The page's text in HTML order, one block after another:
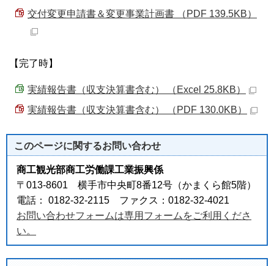
交付変更申請書＆変更事業計画書 （PDF 139.5KB）
【完了時】
実績報告書（収支決算書含む） （Excel 25.8KB）
実績報告書（収支決算書含む） （PDF 130.0KB）
このページに関するお問い合わせ
商工観光部商工労働課工業振興係
〒013-8601 横手市中央町8番12号（かまくら館5階）
電話： 0182-32-2115 ファクス：0182-32-4021
お問い合わせフォームは専用フォームをご利用くださ
い。